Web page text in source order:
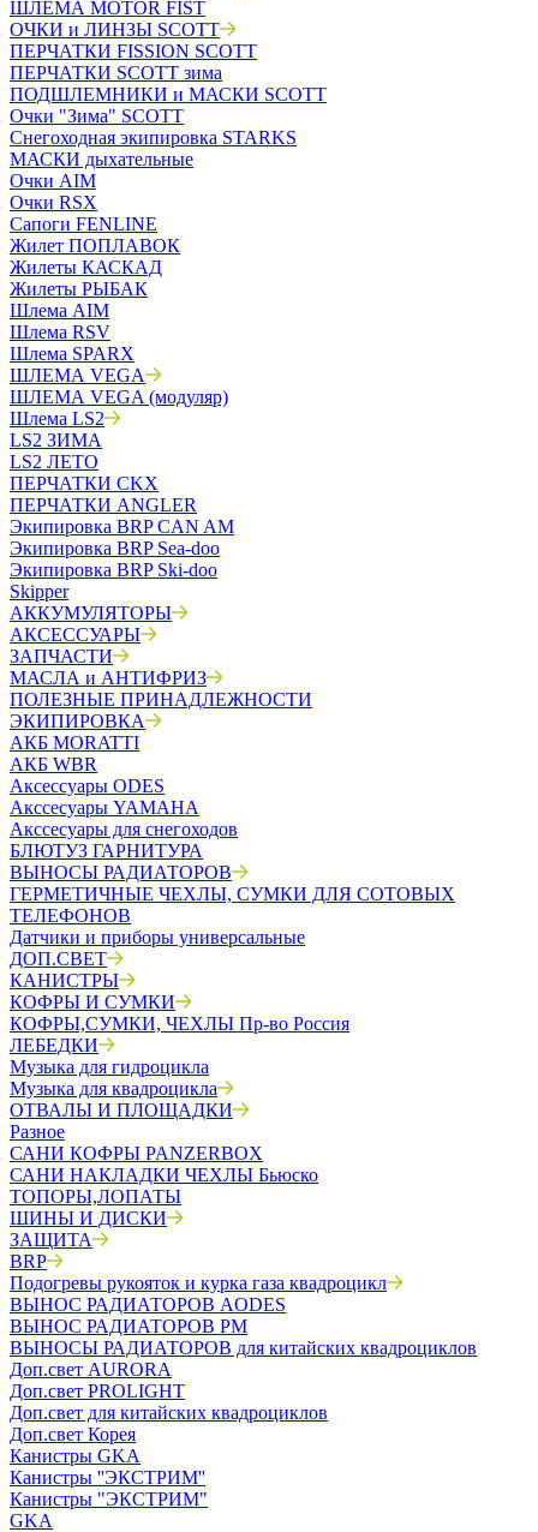
ШЛЕМА MOTOR FIST
ОЧКИ и ЛИНЗЫ SCOTT
ПЕРЧАТКИ FISSION SCOTT
ПЕРЧАТКИ SCOTT зима
ПОДШЛЕМНИКИ и МАСКИ SCOTT
Очки "Зима" SCOTT
Снегоходная экипировка STARKS
МАСКИ дыхательные
Очки AIM
Очки RSX
Сапоги FENLINE
Жилет ПОПЛАВОК
Жилеты КАСКАД
Жилеты РЫБАК
Шлема AIM
Шлема RSV
Шлема SPARX
ШЛЕМА VEGA
ШЛЕМА VEGA (модуляр)
Шлема LS2
LS2 ЗИМА
LS2 ЛЕТО
ПЕРЧАТКИ CKX
ПЕРЧАТКИ ANGLER
Экипировка BRP CAN AM
Экипировка BRP Sea-doo
Экипировка BRP Ski-doo
Skipper
АККУМУЛЯТОРЫ
АКСЕССУАРЫ
ЗАПЧАСТИ
МАСЛА и АНТИФРИЗ
ПОЛЕЗНЫЕ ПРИНАДЛЕЖНОСТИ
ЭКИПИРОВКА
АКБ MORATTI
АКБ WBR
Аксессуары ODES
Акссесуары YAMAHA
Акссесуары для снегоходов
БЛЮТУЗ ГАРНИТУРА
ВЫНОСЫ РАДИАТОРОВ
ГЕРМЕТИЧНЫЕ ЧЕХЛЫ, СУМКИ ДЛЯ СОТОВЫХ
ТЕЛЕФОНОВ
Датчики и приборы универсальные
ДОП.СВЕТ
КАНИСТРЫ
КОФРЫ И СУМКИ
КОФРЫ,СУМКИ, ЧЕХЛЫ Пр-во Россия
ЛЕБЕДКИ
Музыка для гидроцикла
Музыка для квадроцикла
ОТВАЛЫ И ПЛОЩАДКИ
Разное
САНИ КОФРЫ PANZERBOX
САНИ НАКЛАДКИ ЧЕХЛЫ Бьюско
ТОПОРЫ,ЛОПАТЫ
ШИНЫ И ДИСКИ
ЗАЩИТА
BRP
Подогревы рукояток и курка газа квадроцикл
ВЫНОС РАДИАТОРОВ AODES
ВЫНОС РАДИАТОРОВ РМ
ВЫНОСЫ РАДИАТОРОВ для китайских квадроциклов
Доп.свет AURORA
Доп.свет PROLIGHT
Доп.свет для китайских квадроциклов
Доп.свет Корея
Канистры GKA
Канистры ''ЭКСТРИМ''
Канистры "ЭКСТРИМ"
GKA